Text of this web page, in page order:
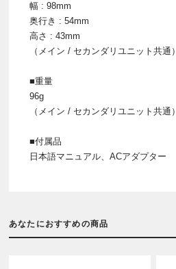
幅 : 98mm
奥行き : 54mm
高さ : 43mm
（メイン / セカンダリユニット共通）
■重量
96g
（メイン / セカンダリユニット共通）
■付属品
日本語マニュアル、ACアダプター
あなたにおすすめの商品